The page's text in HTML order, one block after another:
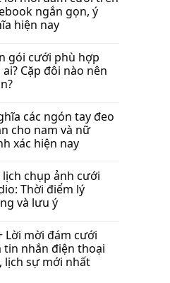
ngắn gọn, ý
hiện nay
gói cưới phù hợp
Cặp đôi nào nên
các ngón tay đeo
cho nam và nữ
xác hiện nay
chụp ảnh cưới
Thời điểm lý
và lưu ý
Lời mời đám cưới
tin nhắn​ điện thoại
lịch sự mới nhất